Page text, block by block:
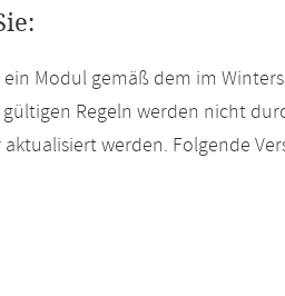
ein Modul gemäß dem im
Regeln werden nicht
aktualisiert werden. Folgende